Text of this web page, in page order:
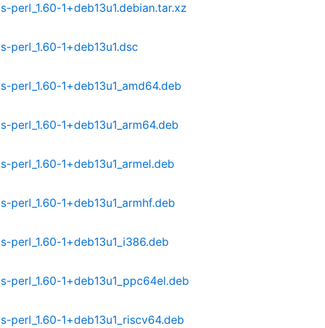
perl_1.60-1+deb13u1.debian.tar.xz
perl_1.60-1+deb13u1.dsc
perl_1.60-1+deb13u1_amd64.deb
perl_1.60-1+deb13u1_arm64.deb
perl_1.60-1+deb13u1_armel.deb
perl_1.60-1+deb13u1_armhf.deb
perl_1.60-1+deb13u1_i386.deb
perl_1.60-1+deb13u1_ppc64el.deb
perl_1.60-1+deb13u1_riscv64.deb